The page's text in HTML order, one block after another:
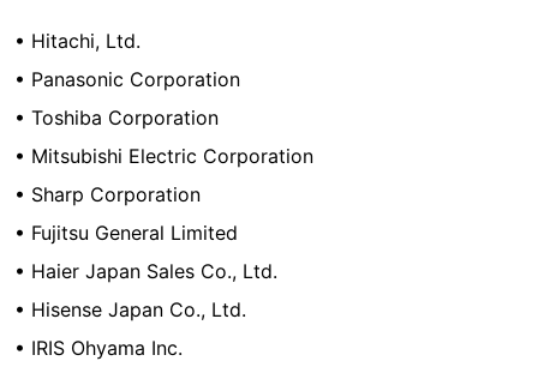
• Hitachi, Ltd.
• Panasonic Corporation
• Toshiba Corporation
• Mitsubishi Electric Corporation
• Sharp Corporation
• Fujitsu General Limited
• Haier Japan Sales Co., Ltd.
• Hisense Japan Co., Ltd.
• IRIS Ohyama Inc.